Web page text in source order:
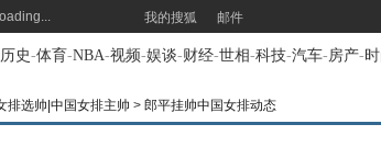
loading... 我的搜狐 邮件
历史-体育-NBA-视频-娱谈-财经-世相-科技-汽车-房产-
排选帅|中国女排主帅 > 郎平挂帅中国女排动态